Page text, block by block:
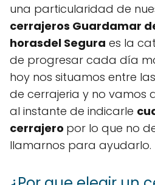
una particularidad de
cerrajeros Guardamar
horasdel Segura es la
de progresar cada día
hoy nos situamos entre
de cerrajeria y no vamos
al instante de indicarle
cerrajero por lo que no
llamarnos para ayudarlo.